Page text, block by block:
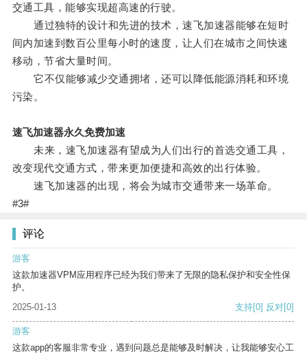
交通工具，能够实现超高速的行驶。
通过独特的设计和先进的技术，速飞加速器能够在短时
间内加速到数百公里每小时的速度，让人们在城市之间快速
移动，节省大量时间。
它不仅能够减少交通拥堵，还可以降低能源消耗和环境
污染。
速飞加速器永久免费加速
未来，速飞加速器有望成为人们出行的首选交通工具，
改变现代交通方式，带来更加便捷和高效的出行体验。
速飞加速器的出现，将会为城市交通带来一场革命。
#3#
评论
游客
这款加速器VPM应用程序已经为我们带来了无限的隐私保护和安全性保
护。
2025-01-13
支持[0] 反对[0]
游客
这款app的客服非常专业，遇到问题总是能够及时解决，让我能够安心工